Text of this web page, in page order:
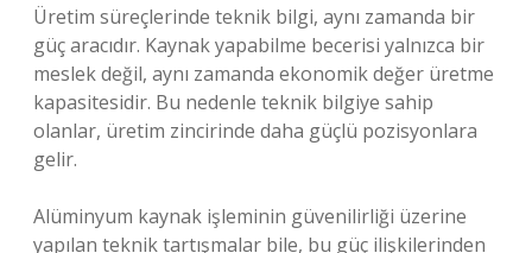
Üretim süreçlerinde teknik bilgi, aynı zamanda bir
güç aracıdır. Kaynak yapabilme becerisi yalnızca bir
meslek değil, aynı zamanda ekonomik değer üretme
kapasitesidir. Bu nedenle teknik bilgiye sahip
olanlar, üretim zincirinde daha güçlü pozisyonlara
gelir.
Alüminyum kaynak işleminin güvenilirliği üzerine
yapılan teknik tartışmalar bile, bu güç ilişkilerinden